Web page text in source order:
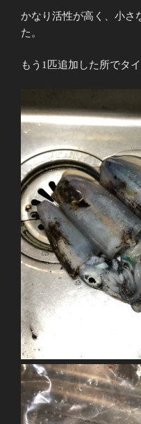
かなり活性が高く、小さ
た。
もう 1匹追加した所でタ